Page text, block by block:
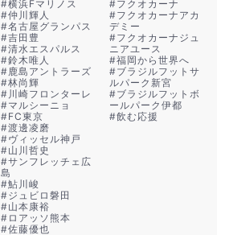
#横浜Fマリノス
#仲川輝人
#名古屋グランパス
#吉田豊
#清水エスパルス
#鈴木唯人
#鹿島アントラーズ
#林尚輝
# 川崎フロンターレ
#マルシーニョ
#FC東京
#渡邊凌磨
#ヴィッセル神戸
#山川哲史
#サンフレッチェ広
島
#鮎川峻
#ジュビロ磐田
#山本康裕
# ロアッソ熊本
#佐藤優也
#フクオカーナ
#フクオカーナアカ
デミー
#フクオカーナジュ
ニアユース
#福岡から世界へ
#ブラジルフットサ
ルパーク新宮
#ブラジルフットボ
ールパーク伊都
#飲む応援